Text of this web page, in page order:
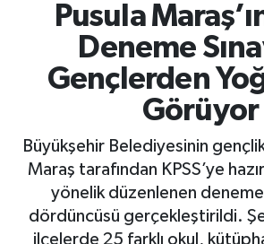
Pusula
Deneme
Gençlerden
Görüyor
Büyükşehir Belediyesinin
Maraş tarafından KPSS’ye
yönelik düzenlenen deneme
dördüncüsü gerçekleştirildi.
ilçelerde 25 farklı okul,
ONİKİŞUBAT
ÖZEL HABER
Süper Lig Puan Durumu ve
Tüm Manşetler
Son Dakika Haberleri
Haber Arşivi